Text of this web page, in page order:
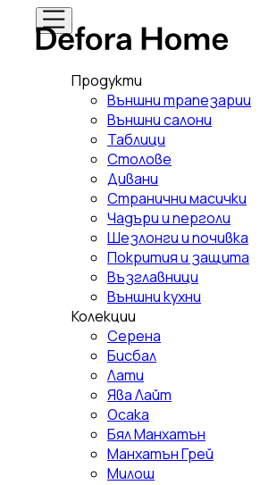
Продукти
Външни трапезарии
Външни салони
Таблици
Столове
Дивани
Странични масички
Чадъри и перголи
Шезлонги и почивка
Покрития и защита
Възглавници
Външни кухни
Колекции
Серена
Бисбал
Лати
Ява Лайт
Осака
Бял Манхатън
Манхатън Грей
Милош